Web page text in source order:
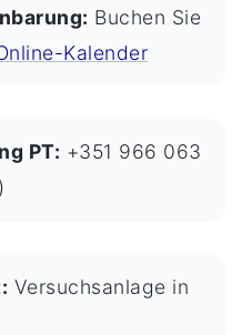
Buchen Sie
Kalender
PT: +351 966 063
Versuchsanlage in